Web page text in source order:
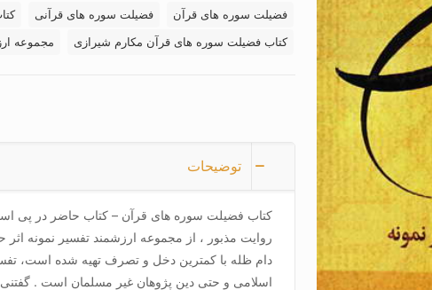
قرآن
عدد
فضیلت سوره های قرآن فضیلت سوره های قرآنی
کتاب فضیلت سوره های قرآن مکارم شیرازی مجموعه
توضیحات
کتاب فضیلت سوره های قرآن – کتاب حاضر در پی
روایت مذبور ، از مجموعه ارزشمند تفسیر نمونه
دام ظله با کمترین دخل و تصرف تهیه شده است،
اسلامی و حتی دین پژوهان غیر مسلمان است .